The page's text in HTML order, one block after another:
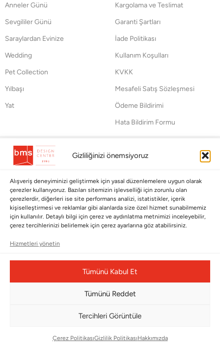
Gizliliğinizi önemsiyoruz
Alışveriş deneyiminizi geliştirmek için yasal düzenlemelere uygun olarak
çerezler kullanıyoruz. Bazıları sitemizin işlevselliği için zorunlu olan
çerezlerdir, diğerleri ise site performans analizi, istatistikler, içerik
kişiselleştirmesi ve reklamlar gibi alanlarda size özel hizmet sunabilmemiz
için kullanılır. Detaylı bilgi için çerez ve aydınlatma metnimizi inceleyebilir,
çerez tercihlerinizi belirlemek için çerez ayarlarına göz atabilirsiniz.
Hizmetleri yönetin
Tümünü Kabul Et
Tümünü Reddet
Tercihleri Görüntüle
Çerez PolitikasıGizlilik PolitikasıHakkımızda
Anneler Günü
Sevgililer Günü
Saraylardan Evinize
Wedding
Pet Collection
Yılbaşı
Yat
Kargolama ve Teslimat
Garanti Şartları
İade Politikası
Kullanım Koşulları
KVKK
Mesafeli Satış Sözleşmesi
Ödeme Bildirimi
Hata Bildirim Formu
BÜLTENİMİZE ABONE OLUN
Kayıt olun ve fırsatlardan ilk siz yararlanın!
Bültenimize Abone Olun
Bizi Takip Edin
Çerez Yönetim Paneli